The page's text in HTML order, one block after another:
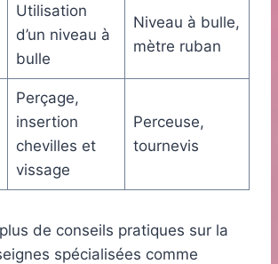
Utilisation
d’un niveau à
bulle
Niveau à bulle,
mètre ruban
Perçage,
insertion
chevilles et
vissage
Perceuse,
tournevis
de conseils pratiques sur la
spécialisées comme